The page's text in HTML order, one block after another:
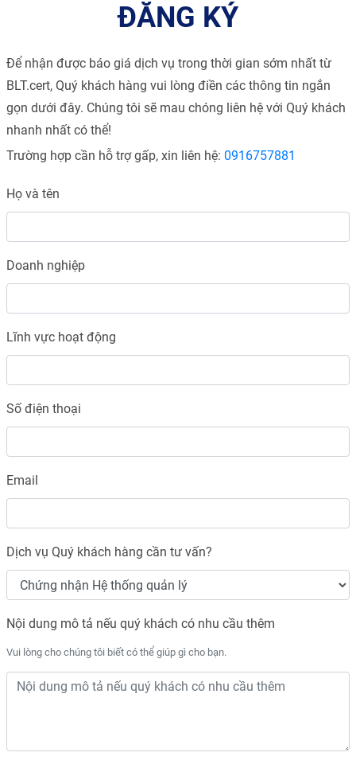
ĐĂNG KÝ
Để nhận được báo giá dịch vụ trong thời gian sớm nhất từ
BLT.cert, Quý khách hàng vui lòng điền các thông tin ngắn
gọn dưới đây. Chúng tôi sẽ mau chóng liên hệ với Quý khách
nhanh nhất có thể!
Trường hợp cần hỗ trợ gấp, xin liên hệ: 0916757881
Họ và tên
Doanh nghiệp
Lĩnh vực hoạt động
Số điện thoại
Email
Dịch vụ Quý khách hàng cần tư vấn?
Nội dung mô tả nếu quý khách có nhu cầu thêm
Vui lòng cho chúng tôi biết có thể giúp gì cho bạn.